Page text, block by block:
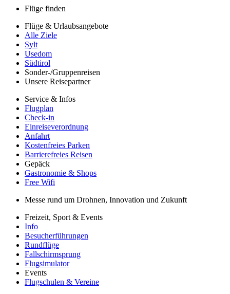
Flüge finden
Flüge & Urlaubsangebote
Alle Ziele
Sylt
Usedom
Südtirol
Sonder-/Gruppenreisen
Unsere Reisepartner
Service & Infos
Flugplan
Check-in
Einreiseverordnung
Anfahrt
Kostenfreies Parken
Barrierefreies Reisen
Gepäck
Gastronomie & Shops
Free Wifi
Messe rund um Drohnen, Innovation und Zukunft
Freizeit, Sport & Events
Info
Besucherführungen
Rundflüge
Fallschirmsprung
Flugsimulator
Events
Flugschulen & Vereine